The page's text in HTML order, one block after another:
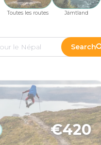
Toutes les routes Jämtland
Search
€420